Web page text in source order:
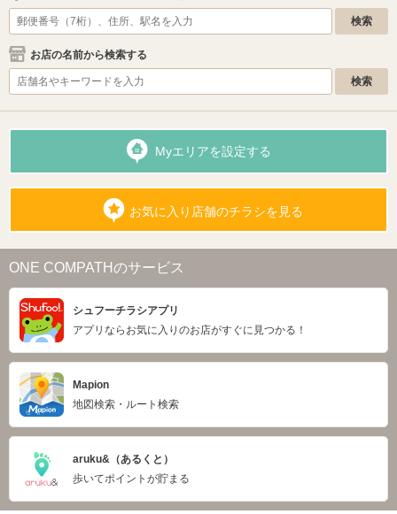
お店の名前から検索する
Myエリアを設定する
お気に入り店舗のチラシを見る
ONE COMPATHのサービス
シュフーチラシアプリ
アプリならお気に入りのお店がすぐに見つかる！
Mapion
地図検索・ルート検索
aruku&（あるくと）
歩いてポイントが貯まる